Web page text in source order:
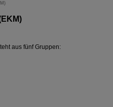
aus fünf Gruppen: